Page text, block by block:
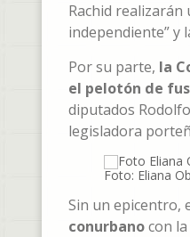
Rachid realizarán
independiente” y
Por su parte, la
el pelotón de
diputados
legisladora
Foto: Eliana
Sin un epicentro,
conurbanocon